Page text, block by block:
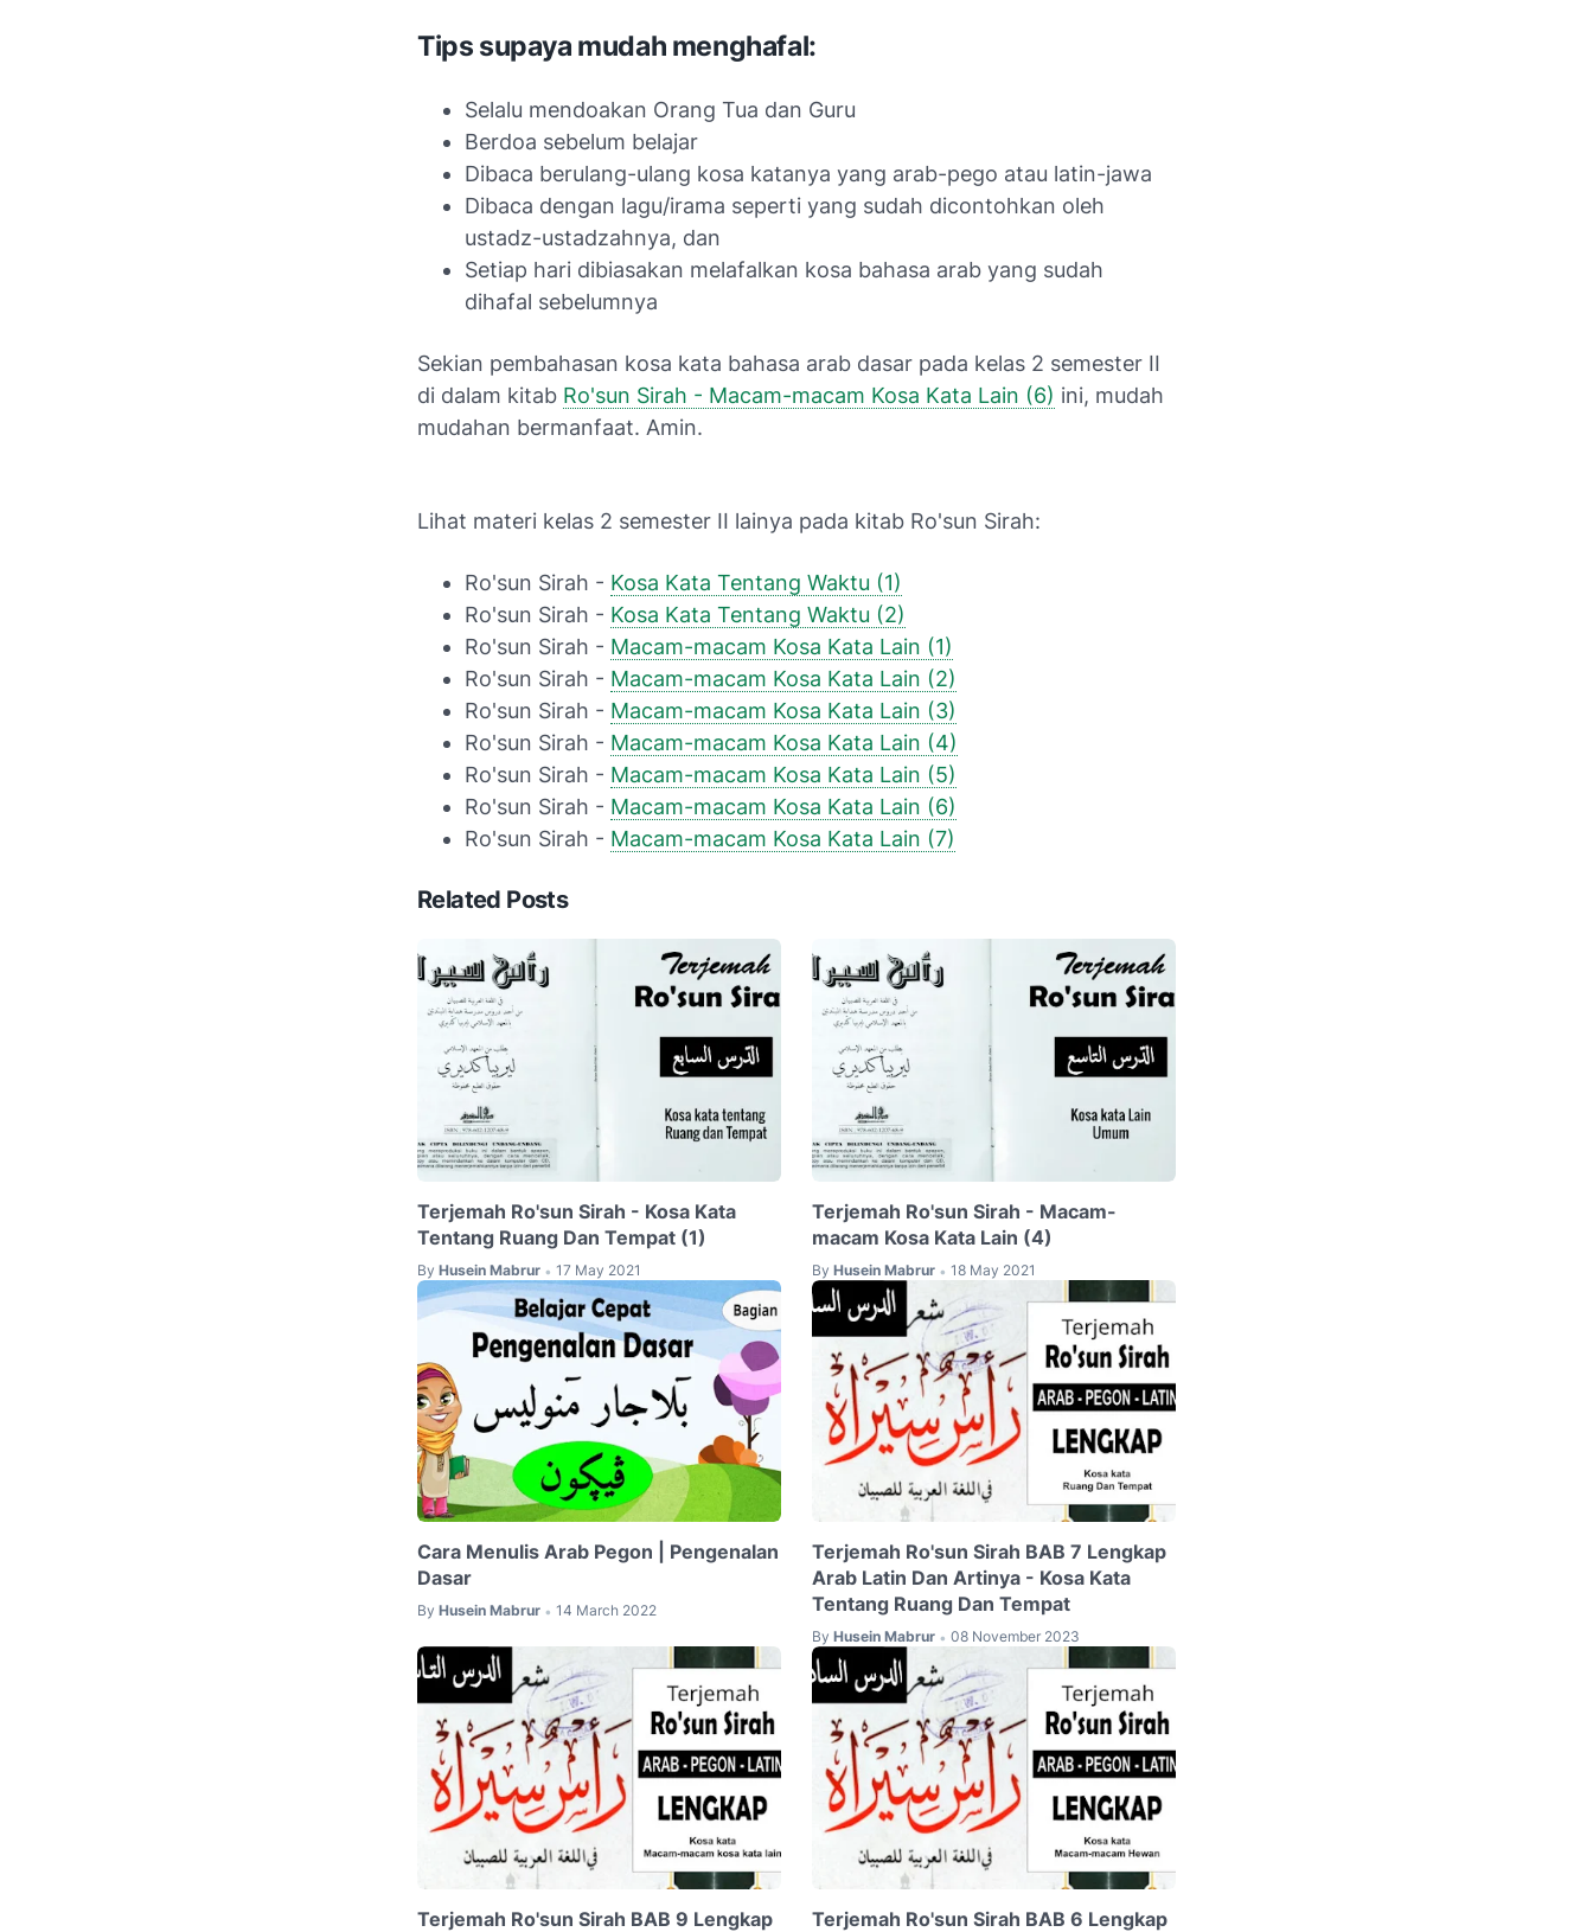
Tips supaya mudah menghafal:
Selalu mendoakan Orang Tua dan Guru
Berdoa sebelum belajar
Dibaca berulang-ulang kosa katanya yang arab-pego atau latin-jawa
Dibaca dengan lagu/irama seperti yang sudah dicontohkan oleh
ustadz-ustadzahnya, dan
Setiap hari dibiasakan melafalkan kosa bahasa arab yang sudah
dihafal sebelumnya
Sekian pembahasan kosa kata bahasa arab dasar pada kelas 2 semester II
di dalam kitab Ro'sun Sirah - Macam-macam Kosa Kata Lain (6) ini, mudah
mudahan bermanfaat. Amin.
Lihat materi kelas 2 semester II lainya pada kitab Ro'sun Sirah:
Ro'sun Sirah - Kosa Kata Tentang Waktu (1)
Ro'sun Sirah - Kosa Kata Tentang Waktu (2)
Ro'sun Sirah - Macam-macam Kosa Kata Lain (1)
Ro'sun Sirah - Macam-macam Kosa Kata Lain (2)
Ro'sun Sirah - Macam-macam Kosa Kata Lain (3)
Ro'sun Sirah - Macam-macam Kosa Kata Lain (4)
Ro'sun Sirah - Macam-macam Kosa Kata Lain (5)
Ro'sun Sirah - Macam-macam Kosa Kata Lain (6)
Ro'sun Sirah - Macam-macam Kosa Kata Lain (7)
Related Posts
Terjemah Ro'sun Sirah - Kosa Kata
Tentang Ruang Dan Tempat (1)
By Husein Mabrur • 17 May 2021
Terjemah Ro'sun Sirah - Macam-
macam Kosa Kata Lain (4)
By Husein Mabrur • 18 May 2021
Cara Menulis Arab Pegon | Pengenalan
Dasar
By Husein Mabrur • 14 March 2022
Terjemah Ro'sun Sirah BAB 7 Lengkap
Arab Latin Dan Artinya - Kosa Kata
Tentang Ruang Dan Tempat
By Husein Mabrur • 08 November 2023
Terjemah Ro'sun Sirah BAB 9 Lengkap Terjemah Ro'sun Sirah BAB 6 Lengkap